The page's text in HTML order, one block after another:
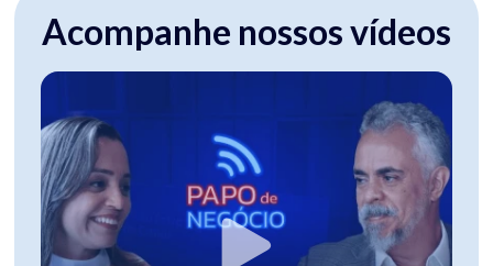
Acompanhe nossos vídeos